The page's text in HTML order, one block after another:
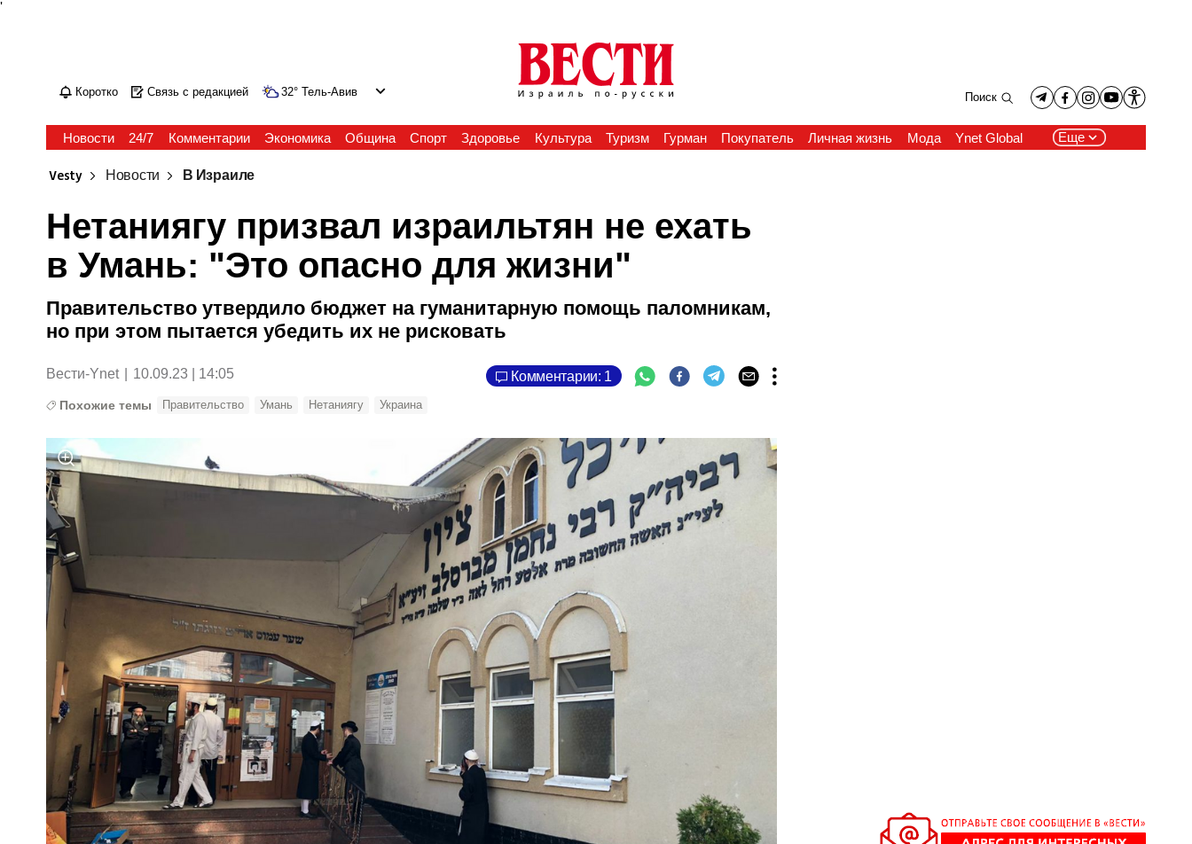
'
Коротко Связь с редакцией 32° Тель-Авив Поиск
Новости 24/7 Комментарии Экономика Община Спорт Здоровье Культура Туризм Гурман Покупатель Личная жизнь Мода Ynet Global Еще
Vesty Новости В Израиле
Нетаниягу призвал израильтян не ехать
в Умань: "Это опасно для жизни"
Правительство утвердило бюджет на гуманитарную помощь паломникам,
но при этом пытается убедить их не рисковать
Вести-Ynet 10.09.23 | 14:05 Комментарии: 1
Похожие темы Правительство Умань Нетаниягу Украина